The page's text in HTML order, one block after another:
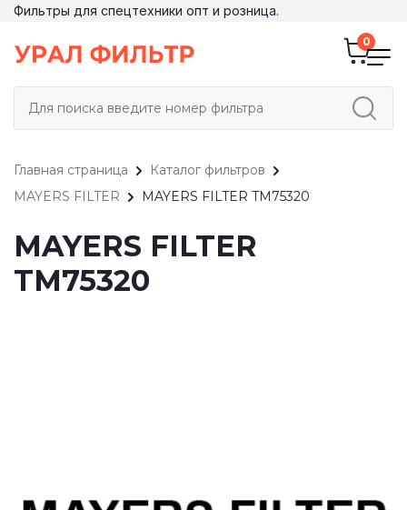
Фильтры для спецтехники опт и розница.
Главная страница
Каталог фильтров
MAYERS FILTER
MAYERS FILTER TM75320
MAYERS FILTER
TM75320